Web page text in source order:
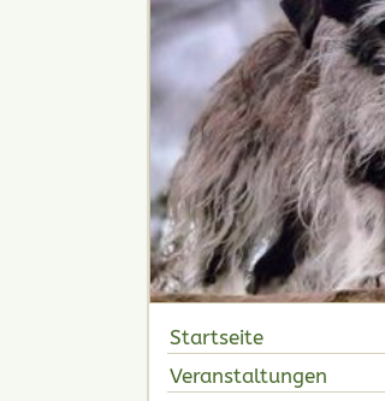
Startseite
Veranstaltungen